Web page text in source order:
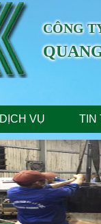
CÔNG
DỊCH VỤ TIN